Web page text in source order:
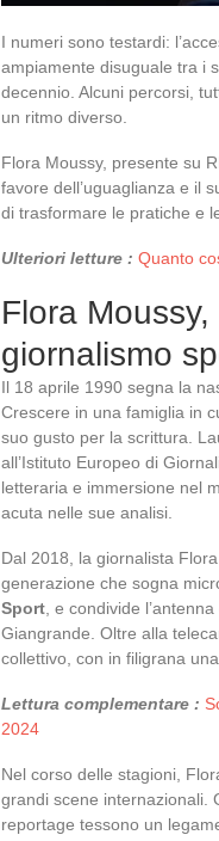
I numeri sono testardi:
ampiamente disuguale tra i
decennio. Alcuni percorsi,
un ritmo diverso.
Flora Moussy, presente su
favore dell’uguaglianza e il
di trasformare le pratiche e
Ulteriori letture : Quanto
Flora
giornalismo
Il 18 aprile 1990 segna la
Crescere in una famiglia in
suo gusto per la scrittura.
all’Istituto Europeo di
letteraria e immersione nel
acuta nelle sue analisi.
Dal 2018, la giornalista
generazione che sogna
Sport , e condivide
Giangrande. Oltre alla
collettivo, con in filigrana
Lettura complementare :
2024
Nel corso delle stagioni,
grandi scene internazionali.
reportage tessono un